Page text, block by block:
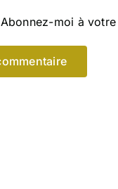
Abonnez-moi à